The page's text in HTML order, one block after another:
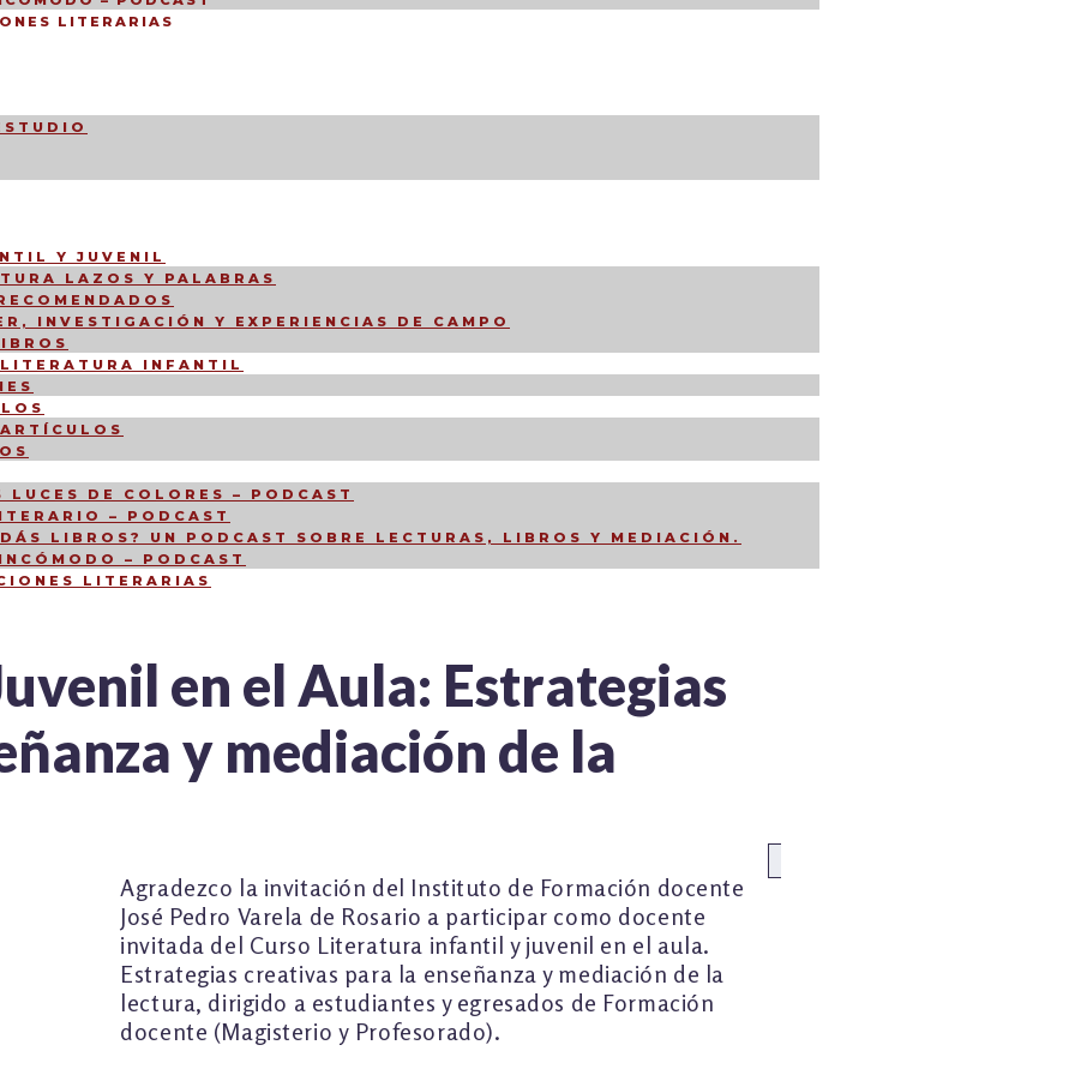
LITERARIAS
Y JUVENIL
LAZOS Y PALABRAS
INVESTIGACIÓN Y EXPERIENCIAS DE CAMPO
INFANTIL
LUCES DE COLORES – PODCAST
– PODCAST
LIBROS? UN PODCAST SOBRE LECTURAS, LIBROS Y MEDIACIÓN.
– PODCAST
LITERARIAS
en el Aula: Estrategias
y mediación de la
Agradezco la invitación del Instituto de Formación docente
José Pedro Varela de Rosario a participar como docente
invitada del Curso Literatura infantil y juvenil en el aula.
Estrategias creativas para la enseñanza y mediación de la
lectura, dirigido a estudiantes y egresados de Formación
docente (Magisterio y Profesorado).